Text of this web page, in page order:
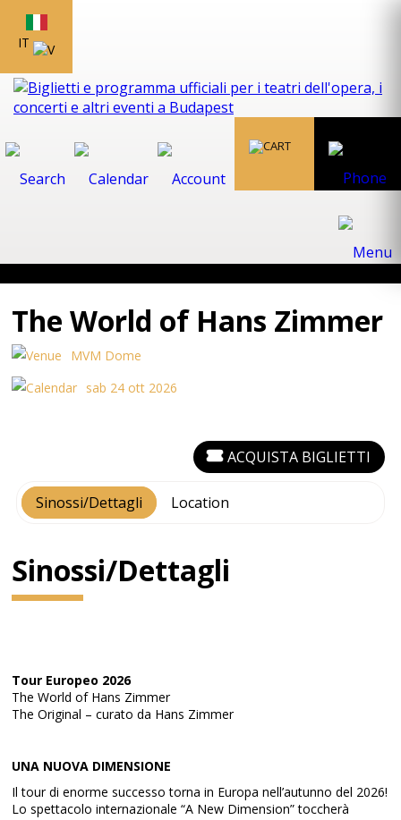
IT
The World of Hans Zimmer
MVM Dome
sab 24 ott 2026
Sinossi/Dettagli Location
ACQUISTA BIGLIETTI
Sinossi/Dettagli
Tour Europeo 2026
The World of Hans Zimmer
The Original – curato da Hans Zimmer
UNA NUOVA DIMENSIONE
Il tour di enorme successo torna in Europa nell’autunno del 2026!
Lo spettacolo internazionale “A New Dimension” toccherà